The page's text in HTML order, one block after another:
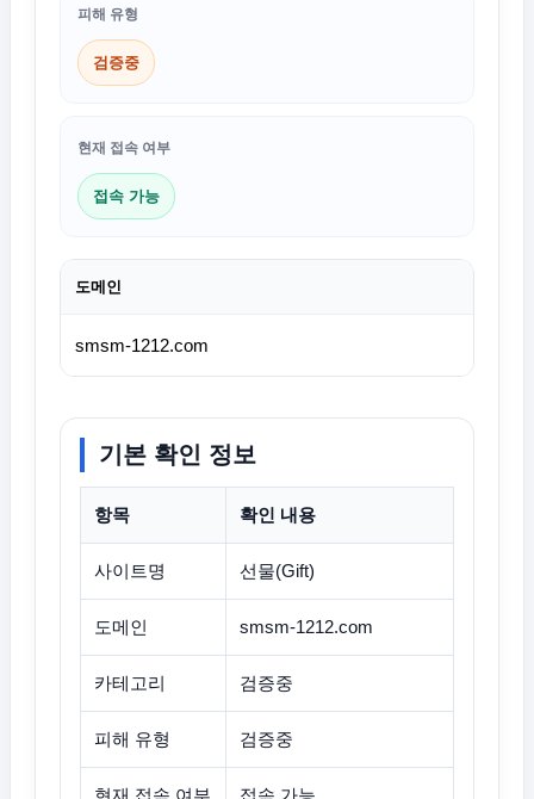
피해 유형
검증중
현재 접속 여부
접속 가능
도메인
smsm-1212.com
기본 확인 정보
항목 확인 내용
사이트명 선물(Gift)
도메인 smsm-1212.com
카테고리 검증중
피해 유형 검증중
현재 접속 여부 접속 가능